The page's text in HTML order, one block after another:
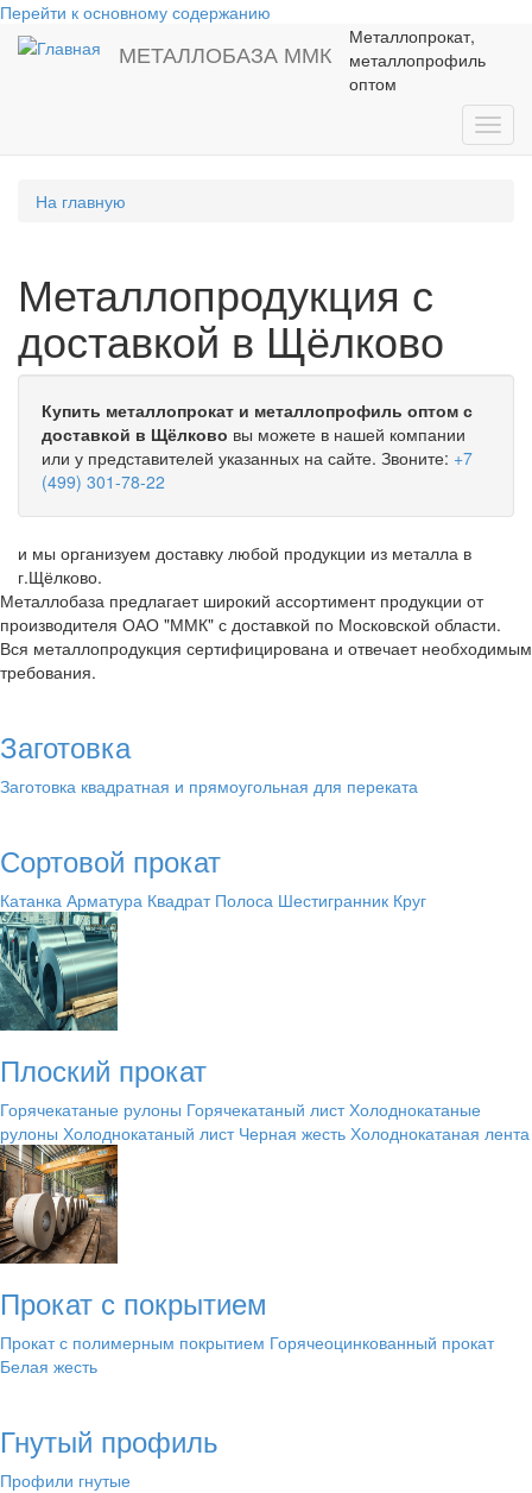
Перейти к основному содержанию
МЕТАЛЛОБАЗА ММК
Металлопрокат,
металлопрофиль
оптом
На главную
Металлопродукция с
доставкой в Щёлково
Купить металлопрокат и металлопрофиль оптом с
доставкой в Щёлково вы можете в нашей компании
или у представителей указанных на сайте. Звоните: +7
(499) 301-78-22
и мы организуем доставку любой продукции из металла в
г.Щёлково.
Металлобаза предлагает широкий ассортимент продукции от
производителя ОАО "ММК" с доставкой по Московской области.
Вся металлопродукция сертифицирована и отвечает необходимым
требования.
Заготовка
Заготовка квадратная и прямоугольная для переката
Сортовой прокат
Катанка Арматура Квадрат Полоса Шестигранник Круг
Плоский прокат
Горячекатаные рулоны Горячекатаный лист Холоднокатаные
рулоны Холоднокатаный лист Черная жесть Холоднокатаная лента
Прокат с покрытием
Прокат с полимерным покрытием Горячеоцинкованный прокат
Белая жесть
Гнутый профиль
Профили гнутые